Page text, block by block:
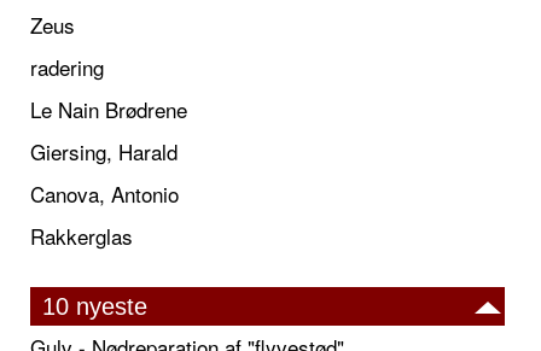
Zeus
radering
Le Nain Brødrene
Giersing, Harald
Canova, Antonio
Rakkerglas
10 nyeste